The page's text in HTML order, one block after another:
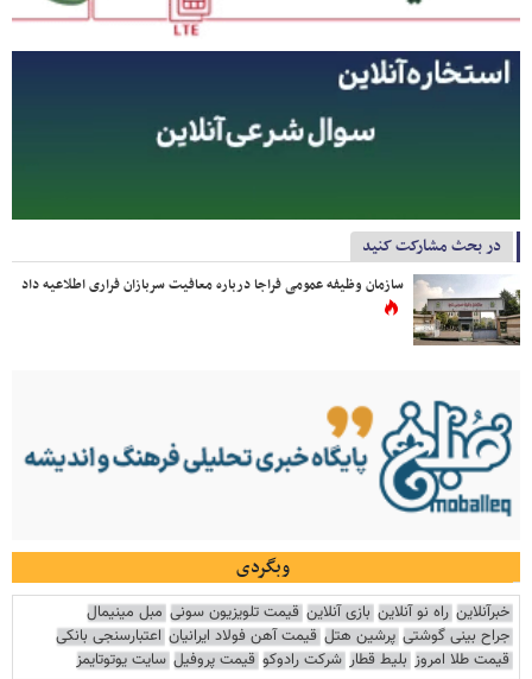
در بحث مشارکت کنید
سازمان وظیفه عمومی فراجا درباره معافیت سربازان فراری اطلاعیه داد
وبگردی
خبرآنلاین راه نو آنلاین بازی آنلاین قیمت تلویزیون سونی مبل مینیمال
جراح بینی گوشتی پرشین هتل قیمت آهن فولاد ایرانیان اعتبارسنجی بانکی
قیمت طلا امروز بلیط قطار شرکت رادوکو قیمت پروفیل سایت یوتوتایمز